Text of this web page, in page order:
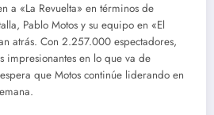
a «La Revuelta» en términos de
Pablo Motos y su equipo en «El
atrás. Con 2.257.000 espectadores,
impresionantes en lo que va de
que Motos continúe liderando en